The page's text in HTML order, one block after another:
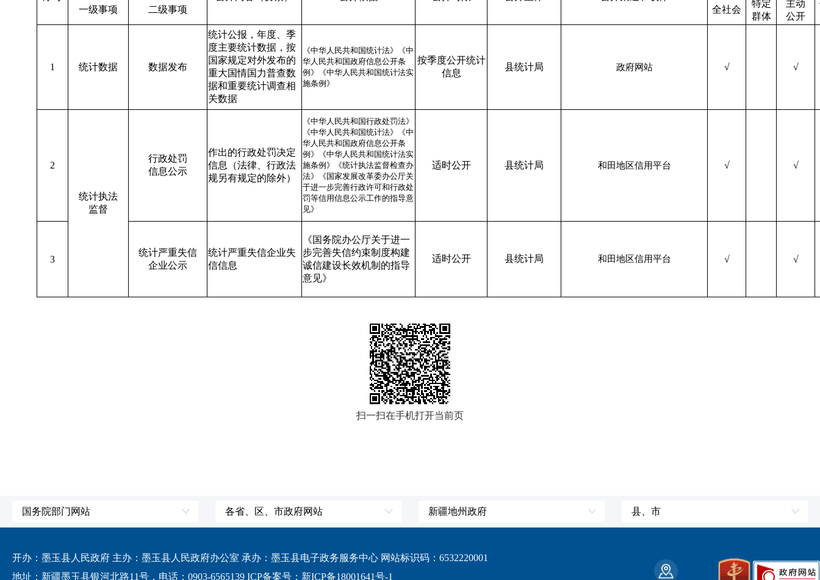
一级事项 二级事项 全社会
特定
群体
主动
公开
1 统计数据 数据发布
统计公报，年度、季
度主要统计数据，按
国家规定对外发布的
重大国情国力普查数
据和重要统计调查相
关数据
《中华人民共和国统计法》《中
华人民共和国政府信息公开条
例》《中华人民共和国统计法实
施条例》
按季度公开统计
信息
县统计局 政府网站 √ √
2
统计执法
监督
行政处罚
信息公示
作出的行政处罚决定
信息（法律、行政法
规另有规定的除外）
《中华人民共和国行政处罚法》
《中华人民共和国统计法》《中
华人民共和国政府信息公开条
例》《中华人民共和国统计法实
施条例》《统计执法监督检查办
法》《国家发展改革委办公厅关
于进一步完善行政许可和行政处
罚等信用信息公示工作的指导意
见》
适时公开 县统计局 和田地区信用平台 √ √
3
统计严重失信
企业公示
统计严重失信企业失
信信息
《国务院办公厅关于进一
步完善失信约束制度构建
诚信建设长效机制的指导
意见》
适时公开 县统计局 和田地区信用平台 √ √
扫一扫在手机打开当前页
国务院部门网站
国防部
发展和改革委员会
各省、区、市政府网站
吉林省
黑龙江省
新疆地州政府 县、市
策勒县
开办：墨玉县人民政府 主办：墨玉县人民政府办公室 承办：墨玉县电子政务服务中心 网站标识码：6532220001
地址：新疆墨玉县银河北路11号，电话：0903-6565139 ICP备案号：新ICP备18001641号-1